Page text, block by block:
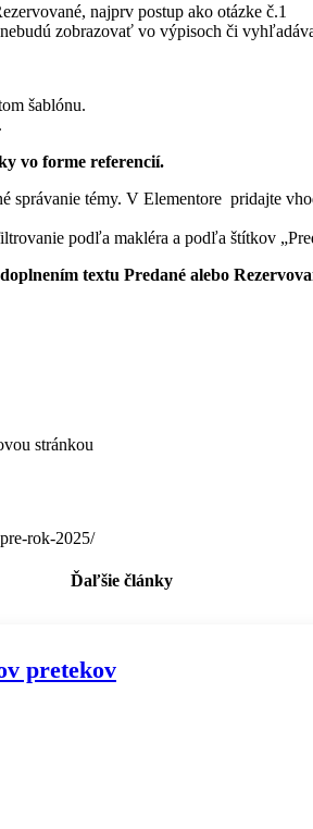
najprv postup ako otázke č.1
zobrazovať vo výpisoch či
šablónu.
vo forme referencií.
správanie témy. V Elementore pridajte
podľa makléra a podľa štítkov
textu Predané alebo
stránkou
rok-2025/
Ďaľšie články
pretekov